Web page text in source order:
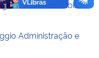
na Área Contábil
Administração e